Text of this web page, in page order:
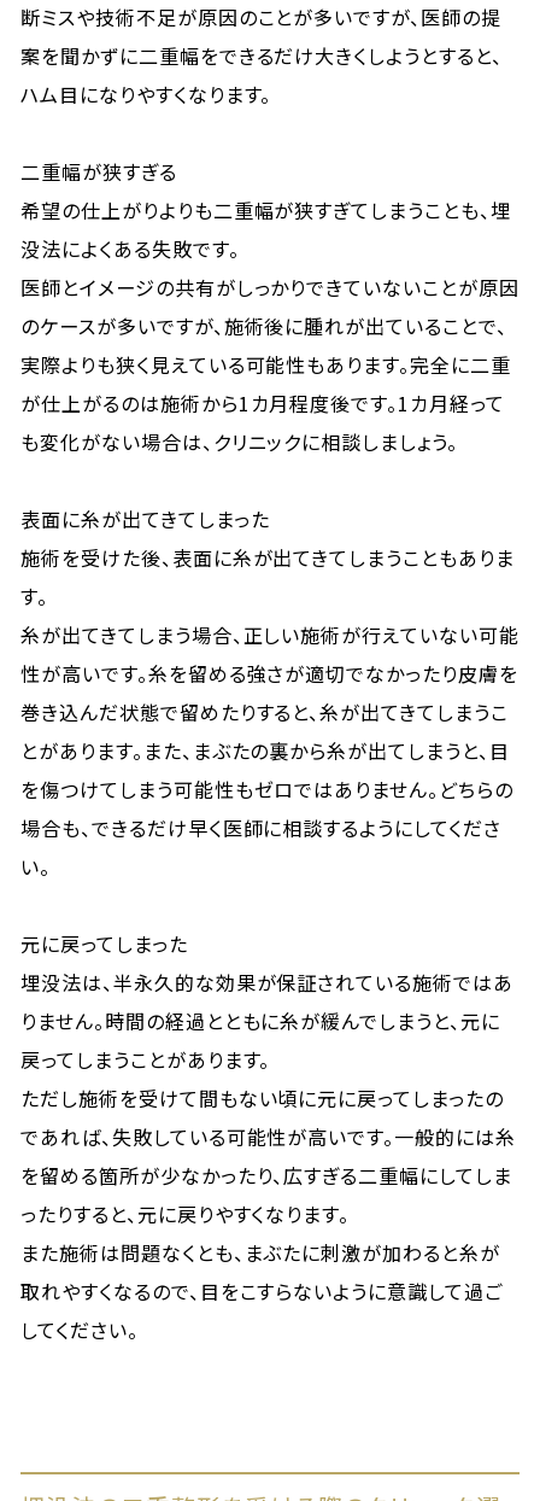
断ミスや技術不足が原因のことが多いですが、医師の提
案を聞かずに二重幅をできるだけ大きくしようとすると、
ハム目になりやすくなります。
二重幅が狭すぎる
希望の仕上がりよりも二重幅が狭すぎてしまうことも、埋
没法によくある失敗です。
医師とイメージの共有がしっかりできていないことが原因
のケースが多いですが、施術後に腫れが出ていることで、
実際よりも狭く見えている可能性もあります。完全に二重
が仕上がるのは施術から1カ月程度後です。1カ月経って
も変化がない場合は、クリニックに相談しましょう。
表面に糸が出てきてしまった
施術を受けた後、表面に糸が出てきてしまうこともありま
す。
糸が出てきてしまう場合、正しい施術が行えていない可能
性が高いです。糸を留める強さが適切でなかったり皮膚を
巻き込んだ状態で留めたりすると、糸が出てきてしまうこ
とがあります。また、まぶたの裏から糸が出てしまうと、目
を傷つけてしまう可能性もゼロではありません。どちらの
場合も、できるだけ早く医師に相談するようにしてくださ
い。
元に戻ってしまった
埋没法は、半永久的な効果が保証されている施術ではあ
りません。時間の経過とともに糸が緩んでしまうと、元に
戻ってしまうことがあります。
ただし施術を受けて間もない頃に元に戻ってしまったの
であれば、失敗している可能性が高いです。一般的には糸
を留める箇所が少なかったり、広すぎる二重幅にしてしま
ったりすると、元に戻りやすくなります。
また施術は問題なくとも、まぶたに刺激が加わると糸が
取れやすくなるので、目をこすらないように意識して過ご
してください。